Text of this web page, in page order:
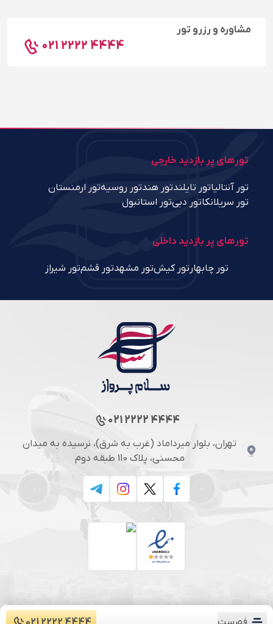
مشاوره و رزرو تور
021 2222 4444
تورهای پر بازدید خارجی
تور آنتالیاتور تایلندتور هندتور روسیهتور ارمنستان
تور سریلانکاتور دبیتور استانبول
تورهای پر بازدید داخلی
تور چابهار تور کیشتور مشهدتور قشمتور شیراز
021 2222 4444
تهران، بلوار میرداماد (غرب به شرق)، نرسیده به میدان
محسنی، پلاک 110 طبقه دوم